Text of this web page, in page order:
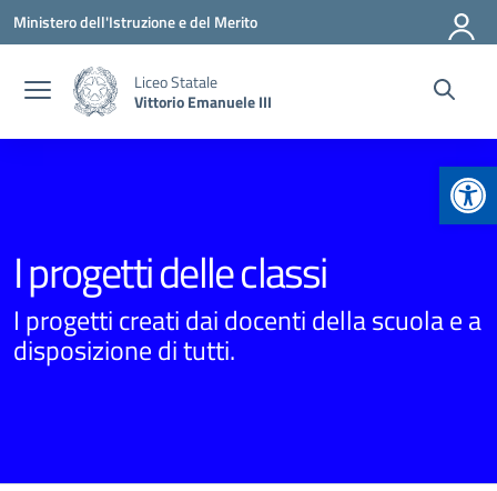
Vai ai contenuti
Vai al menu di navigazione
Vai al footer
Ministero dell'Istruzione e del Merito
Liceo Statale
Vittorio Emanuele III
I progetti delle classi
I progetti creati dai docenti della scuola e a
disposizione di tutti.